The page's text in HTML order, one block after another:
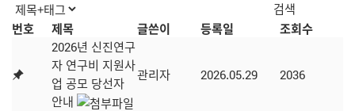
번호 제목 글쓴이 등록일
조회수
2026년 신진연구
자 연구비 지원사
업 공모 당선자
안내
관리자 2026.05.29 2036